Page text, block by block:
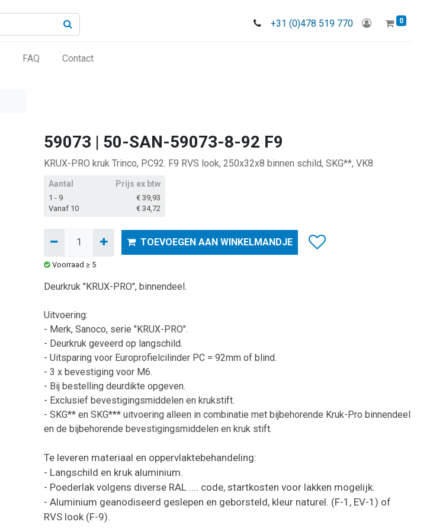
+31 (0)478 519 770 0
FAQ Contact
59073 | 50-SAN-59073-8-92 F9
KRUX-PRO kruk Trinco, PC92. F9 RVS look, 250x32x8 binnen schild, SKG**, VK8
Aantal Prijs ex btw
1 - 9 € 39,93
Vanaf 10
€ 34,72
TOEVOEGEN AAN WINKELMANDJE
Voorraad ≥ 5
Deurkruk "KRUX-PRO", binnendeel.
Uitvoering:
- Merk, Sanoco, serie "KRUX-PRO".
- Deurkruk geveerd op langschild.
- Uitsparing voor Europrofielcilinder PC = 92mm of blind.
- 3 x bevestiging voor M6.
- Bij bestelling deurdikte opgeven.
- Exclusief bevestigingsmiddelen en krukstift.
- SKG** en SKG*** uitvoering alleen in combinatie met bijbehorende Kruk-Pro binnendeel
en de bijbehorende bevestigingsmiddelen en kruk stift.
Te leveren materiaal en oppervlaktebehandeling:
- Langschild en kruk aluminium.
- Poederlak volgens diverse RAL .... code, startkosten voor lakken mogelijk.
- Aluminium geanodiseerd geslepen en geborsteld, kleur naturel. (F-1, EV-1) of
RVS look (F-9).